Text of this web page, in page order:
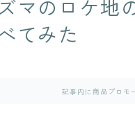
マのロケ地
てみた
記事内に商品プロモ